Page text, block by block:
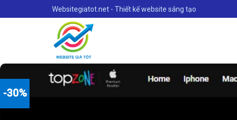
to
Websitegiatot.net - Thiết kế website sáng tạo
-30%